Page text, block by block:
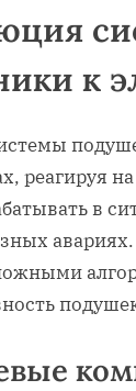
к
реагируя
в